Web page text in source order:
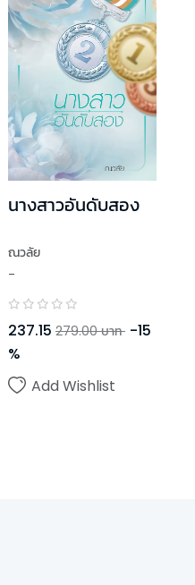
นางสาวอันดับสอง
ณวลัย
-
237.15 279.00 บาท -15
%
Add Wishlist